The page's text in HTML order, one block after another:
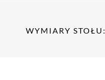
WYMIARY STOŁU: